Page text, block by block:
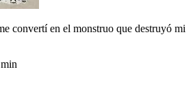
convertí en el monstruo que destruyó mi